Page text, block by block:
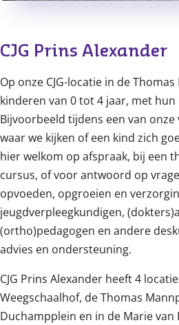
CJG Prins Alexander
Op onze CJG-locatie in de
kinderen van 0 tot 4 jaar, met
Bijvoorbeeld tijdens een van
waar we kijken of een kind zich
hier welkom op afspraak, bij een
cursus, of voor antwoord op
opvoeden, opgroeien en
jeugdverpleegkundigen,
(ortho)pedagogen en andere
advies en ondersteuning.
CJG Prins Alexander heeft 4
Weegschaalhof, de Thomas
Duchampplein en in de Marie van